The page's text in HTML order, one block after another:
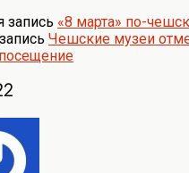
запись «8 марта» по-
Чешские музеи